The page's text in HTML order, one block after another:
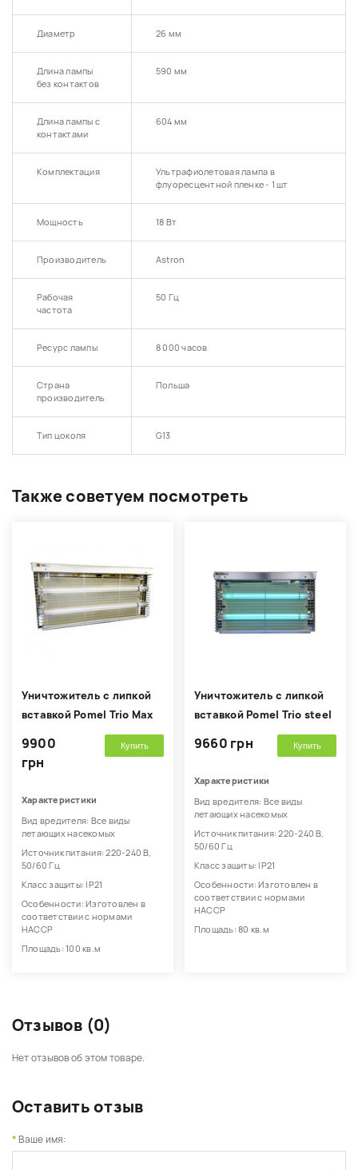
Диаметр 26 мм
Длина лампы
без контактов
590 мм
Длина лампы с
контактами
604 мм
Комплектация
Ультрафиолетовая лампа в
флуоресцентной пленке - 1 шт
Мощность 18 Вт
Производитель Astron
Рабочая
частота
50 Гц
Ресурс лампы 8 000 часов
Страна
производитель
Польша
Тип цоколя G13
Также советуем посмотреть
Уничтожитель с липкой
вставкой Pomel Trio Max
9900
грн
Купить
Характеристики
Вид вредителя: Все виды
летающих насекомых
Источник питания: 220-240 В,
50/60 Гц
Класс защиты: IP21
Особенности: Изготовлен в
соответствии с нормами
HACCP
Площадь: 100 кв.м
Уничтожитель с липкой
вставкой Pomel Trio steel
9660 грн Купить
Характеристики
Вид вредителя: Все виды
летающих насекомых
Источник питания: 220-240 В,
50/60 Гц
Класс защиты: IP21
Особенности: Изготовлен в
соответствии с нормами
HACCP
Площадь: 80 кв.м
Отзывов (0)
Нет отзывов об этом товаре.
Оставить отзыв
Ваше имя: